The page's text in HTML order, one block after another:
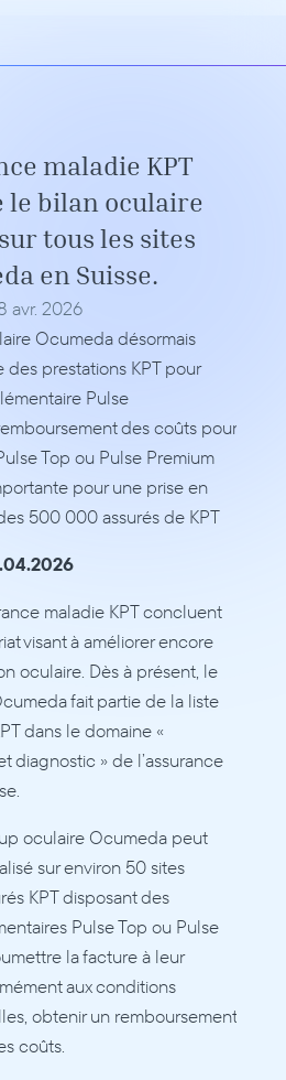
maladie KPT
le bilan oculaire
tous les sites
en Suisse.
avr. 2026
Ocumeda désormais
des prestations KPT pour
Pulse
des coûts pour
Top ou Pulse Premium
pour une prise en
500 000 assurés de KPT
maladie KPT concluent
visant à améliorer encore
oculaire. Dès à présent, le
fait partie de la liste
dans le domaine «
diagnostic » de l’assurance
oculaire Ocumeda peut
sur environ 50 sites
KPT disposant des
Pulse Top ou Pulse
la facture à leur
aux conditions
obtenir un remboursement
coûts.